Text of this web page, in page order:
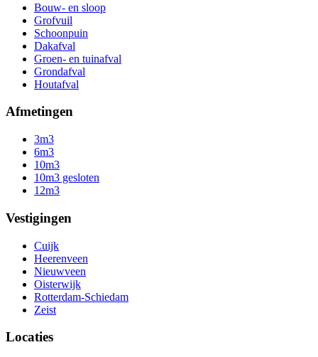
Bouw- en sloop
Grofvuil
Schoonpuin
Dakafval
Groen- en tuinafval
Grondafval
Houtafval
Afmetingen
3m3
6m3
10m3
10m3 gesloten
12m3
Vestigingen
Cuijk
Heerenveen
Nieuwveen
Oisterwijk
Rotterdam-Schiedam
Zeist
Locaties